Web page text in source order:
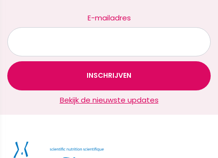
E-mailadres
Bekijk de nieuwste updates